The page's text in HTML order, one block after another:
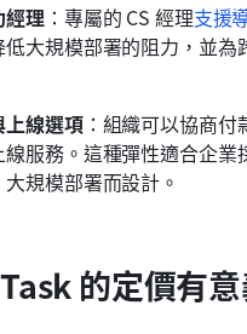
理 ：專屬的 CS 經理支援
大規模部署的阻力，並為
線選項：組織可以協商付
服務。這種彈性適合企業
規模部署而設計。
的定價有